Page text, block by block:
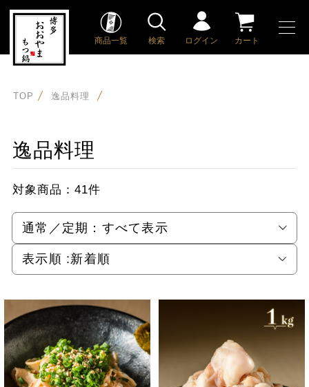
商品一覧 検索 ログイン カート
TOP 逸品料理
逸品料理
対象商品： 41件
通常／定期： すべて表示
表示順 :新着順